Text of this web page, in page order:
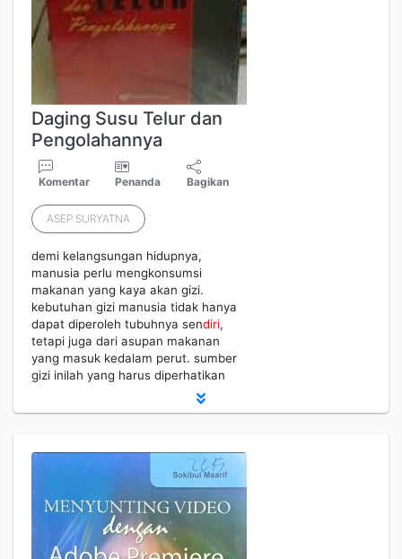
Daging Susu Telur dan
Pengolahannya
Komentar Penanda Bagikan
ASEP SURYATNA
demi kelangsungan hidupnya,
manusia perlu mengkonsumsi
makanan yang kaya akan gizi.
kebutuhan gizi manusia tidak hanya
dapat diperoleh tubuhnya sendiri,
tetapi juga dari asupan makanan
yang masuk kedalam perut. sumber
gizi inilah yang harus diperhatikan